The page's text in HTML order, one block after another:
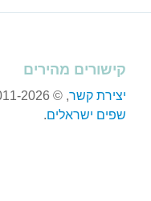
קישורים מהירים
יצירת קשר, © 2011-2026 כל הזכויות שמורות
שפים ישראלים.